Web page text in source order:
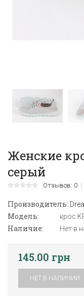
Женские
серый
Отзывов: 0
Производитель:
Модель: крос
Наличие: Нет в
145.00 грн
НЕТ В НАЛИЧИИ